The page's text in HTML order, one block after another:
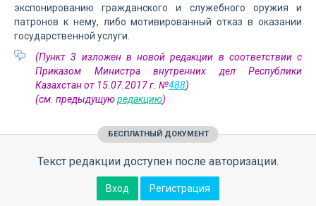
экспонированию гражданского и служебного оружия и
патронов к нему, либо мотивированный отказ в оказании
государственной услуги.
(Пункт 3 изложен в новой редакции в соответствии с
Приказом Министра внутренних дел Республики
Казахстан от 15.07.2017 г. №488)
(см. предыдущуюредакцию)
БЕСПЛАТНЫЙ ДОКУМЕНТ
Текст редакции доступен после авторизации.
Вход Регистрация